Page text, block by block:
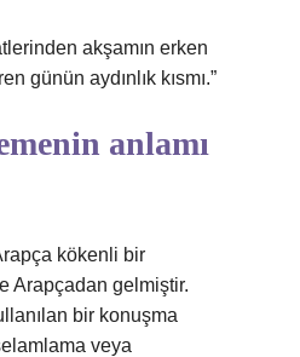
akşamın erken
günün aydınlık kısmı.”
anlamı
kökenli bir
Arapçadan gelmiştir.
bir konuşma
veya